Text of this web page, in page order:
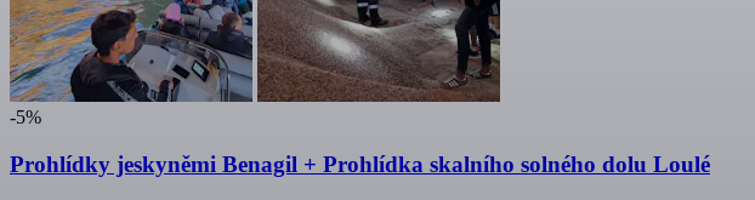
-5%
Prohlídky jeskyněmi Benagil + Prohlídka skalního solného dolu Loulé